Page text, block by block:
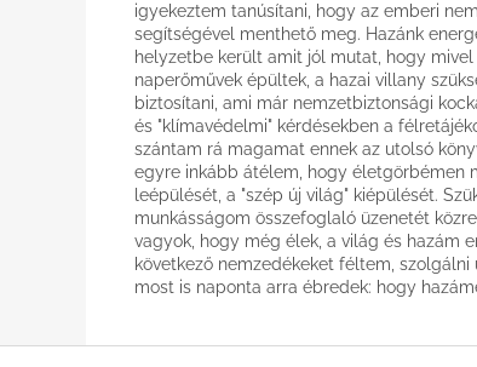
igyekeztem tanúsítani, hogy az emberi
segítségével menthető meg. Hazánk
helyzetbe került amit jól mutat, hogy
naperőművek épültek, a hazai villany
biztosítani, ami már nemzetbiztonsági
és "klímavédelmi" kérdésekben a
szántam rá magamat ennek az utolsó
egyre inkább átélem, hogy életgörbémen
leépülését, a "szép új világ" kiépülését.
munkásságom összefoglaló üzenetét
vagyok, hogy még élek, a világ és hazám
következő nemzedékeket féltem,
most is naponta arra ébredek: hogy